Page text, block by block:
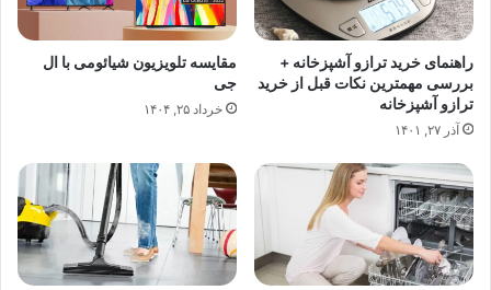
راهنمای خرید ترازو آشپزخانه +
بررسی مهمترین نکات قبل از خرید
ترازو آشپزخانه
آذر ۲۷, ۱۴۰۱
مقایسه تلویزیون شیائومی با ال
جی
خرداد ۲۵, ۱۴۰۴